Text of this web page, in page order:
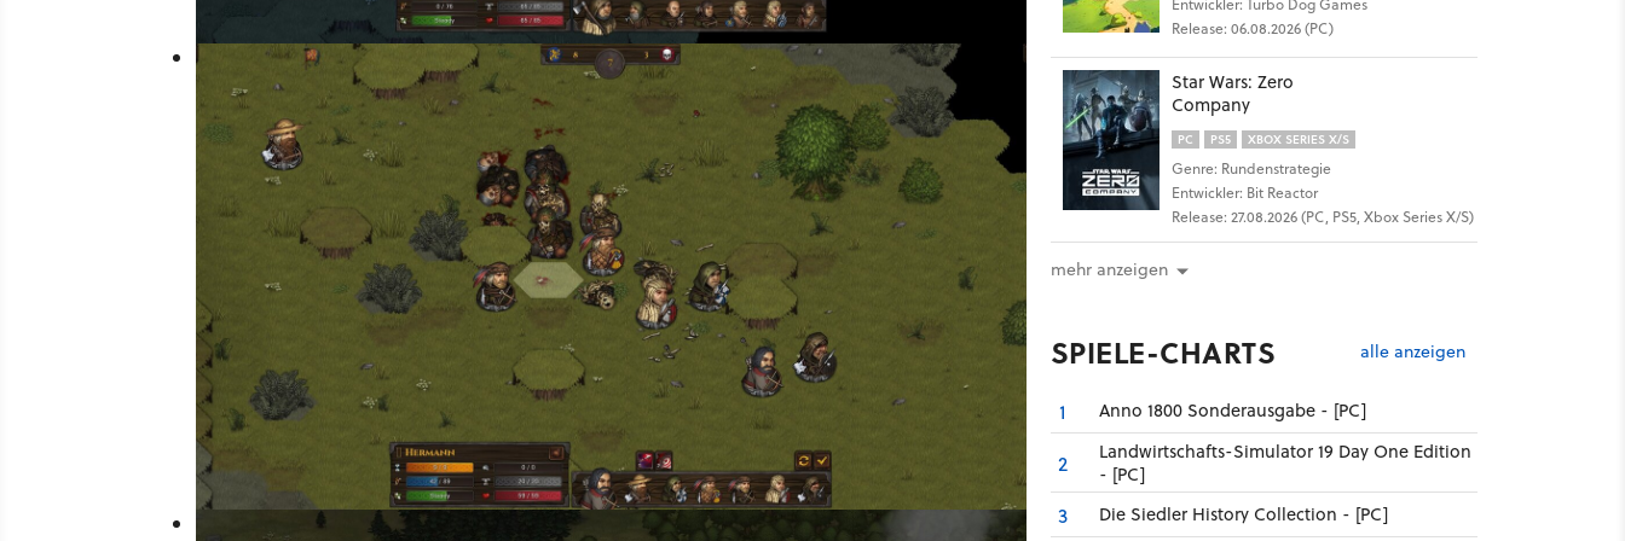
Entwickler: Turbo Dog Games
Release: 06.08.2026 (PC)
Star Wars: Zero
Company
PC PS5 XBOX SERIES X/S
Genre: Rundenstrategie
Entwickler: Bit Reactor
Release: 27.08.2026 (PC, PS5, Xbox Series X/S)
mehr anzeigen
SPIELE-CHARTS alle anzeigen
1 Anno 1800 Sonderausgabe - [PC]
2
Landwirtschafts-Simulator 19 Day One Edition
- [PC]
3 Die Siedler History Collection - [PC]